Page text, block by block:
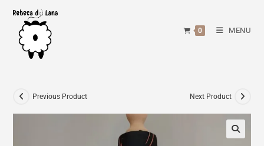
content
0 MENU
Previous Product Next Product